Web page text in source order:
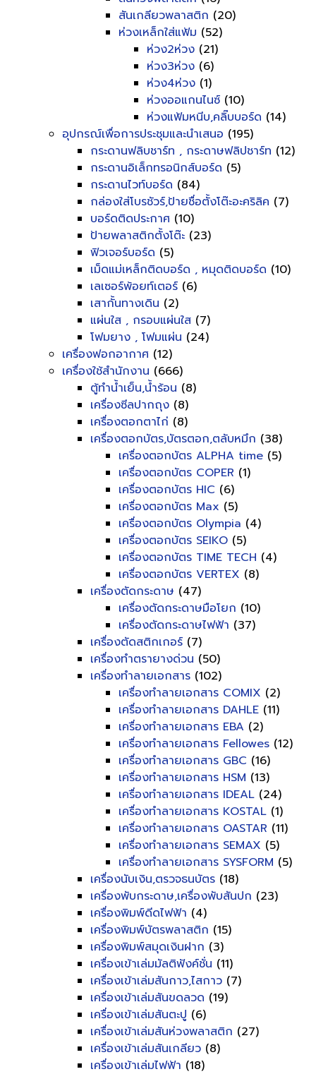
สันเกลียวพลาสติก (20)
ห่วงเหล็กใส่แฟ้ม (52)
ห่วง2ห่วง (21)
ห่วง3ห่วง (6)
ห่วง4ห่วง (1)
ห่วงออแกนไนซ์ (10)
ห่วงแฟ้มหนีบ,คลิ๊บบอร์ด (14)
อุปกรณ์เพื่อการประชุมและนำเสนอ (195)
กระดานฟลิบชาร์ท , กระดาษฟลิปชาร์ท (12)
กระดานอิเล็กทรอนิกส์บอร์ด (5)
กระดานไวท์บอร์ด (84)
กล่องใส่โบรชัวร์,ป้ายชื่อตั้งโต๊ะอะคริลิค (7)
บอร์ดติดประกาศ (10)
ป้ายพลาสติกตั้งโต๊ะ (23)
ฟิวเจอร์บอร์ด (5)
เม็ดแม่เหล็กติดบอร์ด , หมุดติดบอร์ด (10)
เลเซอร์พ้อยท์เตอร์ (6)
เสากั้นทางเดิน (2)
แผ่นใส , กรอบแผ่นใส (7)
โฟมยาง , โฟมแผ่น (24)
เครื่องฟอกอากาศ (12)
เครื่องใช้สำนักงาน (666)
ตู้ทำน้ำเย็น,น้ำร้อน (8)
เครื่องซีลปากถุง (8)
เครื่องตอกตาไก่ (8)
เครื่องตอกบัตร,บัตรตอก,ตลับหมึก (38)
เครื่องตอกบัตร ALPHA time (5)
เครื่องตอกบัตร COPER (1)
เครื่องตอกบัตร HIC (6)
เครื่องตอกบัตร Max (5)
เครื่องตอกบัตร Olympia (4)
เครื่องตอกบัตร SEIKO (5)
เครื่องตอกบัตร TIME TECH (4)
เครื่องตอกบัตร VERTEX (8)
เครื่องตัดกระดาษ (47)
เครื่องตัดกระดาษมือโยก (10)
เครื่องตัดกระดาษไฟฟ้า (37)
เครื่องตัดสติกเกอร์ (7)
เครื่องทำตรายางด่วน (50)
เครื่องทำลายเอกสาร (102)
เครื่องทำลายเอกสาร COMIX (2)
เครื่องทำลายเอกสาร DAHLE (11)
เครื่องทำลายเอกสาร EBA (2)
เครื่องทำลายเอกสาร Fellowes (12)
เครื่องทำลายเอกสาร GBC (16)
เครื่องทำลายเอกสาร HSM (13)
เครื่องทำลายเอกสาร IDEAL (24)
เครื่องทำลายเอกสาร KOSTAL (1)
เครื่องทำลายเอกสาร OASTAR (11)
เครื่องทำลายเอกสาร SEMAX (5)
เครื่องทำลายเอกสาร SYSFORM (5)
เครื่องนับเงิน,ตรวจธนบัตร (18)
เครื่องพับกระดาษ,เครื่องพับสันปก (23)
เครื่องพิมพ์ดีดไฟฟ้า (4)
เครื่องพิมพ์บัตรพลาสติก (15)
เครื่องพิมพ์สมุดเงินฝาก (3)
เครื่องเข้าเล่มมัลติฟังค์ชั่น (11)
เครื่องเข้าเล่มสันกาว,ไสกาว (7)
เครื่องเข้าเล่มสันขดลวด (19)
เครื่องเข้าเล่มสันตะปู (6)
เครื่องเข้าเล่มสันห่วงพลาสติก (27)
เครื่องเข้าเล่มสันเกลียว (8)
เครื่องเข้าเล่มไฟฟ้า (18)